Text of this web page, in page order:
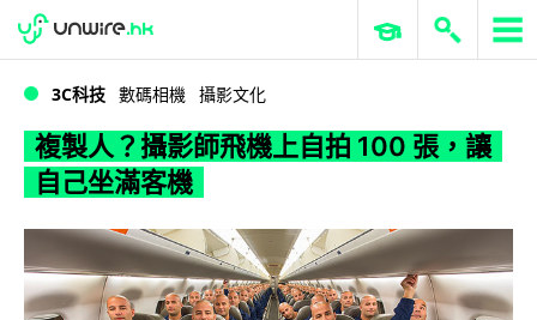
WWDC 2026 ERP 與商業 AI
3C科技 數碼相機 攝影文化
複製人？攝影師飛機上自拍 100 張，讓
自己坐滿客機